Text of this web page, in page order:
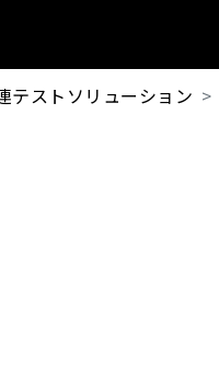
テストソリューション